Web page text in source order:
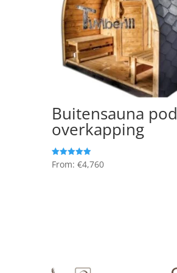
Buitensauna
overkapping
Gewaardeerd
5.00
From: €4,760